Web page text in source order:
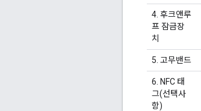
4. 후크앤루
프 잠금장
치
5. 고무밴드
6. NFC 태
그(선택사
항)